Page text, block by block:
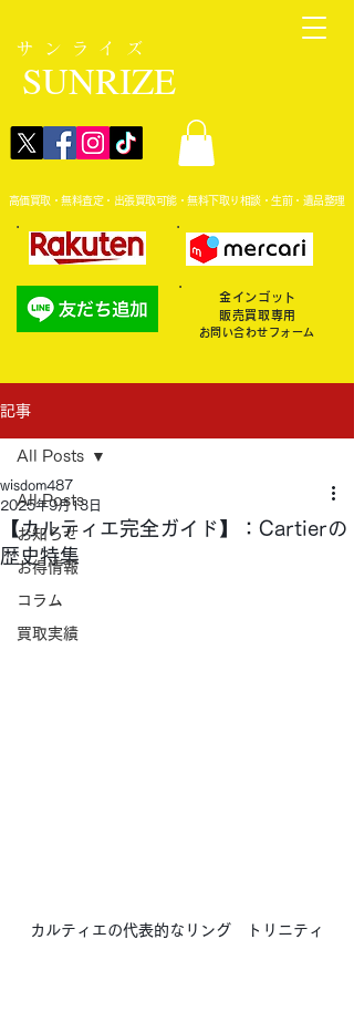
サンライズ
SUNRIZE
高価買取・無料査定・出張買取可能・無料下取り相談・生前・遺品整理
金インゴット
販売買取専用
お問い合わせフォーム
記事
All Posts
お知らせ
お得情報
コラム
買取実績
All Posts
【カルティエ完全ガイド】：Cartierの
歴史特集
wisdom487
2025年9月13日
カルティエの代表的なリング　トリニティ